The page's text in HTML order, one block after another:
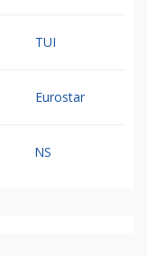
TUI
Eurostar
NS